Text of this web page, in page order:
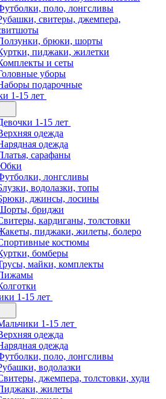
поло, лонгсливы
свитеры, джемпера,
брюки, шорты
пиджаки, жилетки
и сеты
уборы
подарочные
1-15 лет
1-15 лет
одежда
одежда
сарафаны
лонгсливы
водолазки, топы
джинсы, лосины
бриджи
кардиганы, толстовки
пиджаки, жилеты, болеро
костюмы
бомберы
майки, комплекты
1-15 лет
1-15 лет
одежда
одежда
поло, лонгсливы
водолазки
джемпера, толстовки, худи
жилеты